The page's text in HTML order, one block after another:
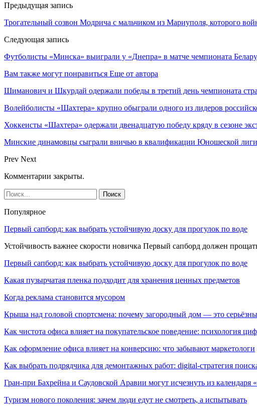
Предыдущая запись
Трогательный созвон Модрича с мальчиком из Мариуполя, которого
Следующая запись
Футболисты «Минска» выиграли у «Днепра» в матче чемпионата
Вам также могут понравиться Еще от автора
Шиманович и Шкурдай одержали победы в третий день чемпионата
Волейболисты «Шахтера» крупно обыграли одного из лидеров
Хоккеисты «Шахтера» одержали двенадцатую победу кряду в сезоне
Минские динамовцы сыграли вничью в квалификации Юношеской
Prev Next
Комментарии закрыты.
Популярное
Первый сапборд: как выбрать устойчивую доску для прогулок по воде
Устойчивость важнее скорости новичка Первый сапборд должен
Первый сапборд: как выбрать устойчивую доску для прогулок по воде
Какая пузырчатая пленка подходит для хранения ценных предметов
Когда реклама становится мусором
Крыша над головой спортсмена: почему загородный дом — это
Как чистота офиса влияет на покупательское поведение: психология
Как оформление офиса влияет на конверсию: что забывают маркетологи
Как выбрать подрядчика для демонтажных работ: digital-стратегия
Гран-при Бахрейна и Саудовской Аравии могут исчезнуть из
Туризм нового поколения: зачем люди едут не смотреть, а испытывать